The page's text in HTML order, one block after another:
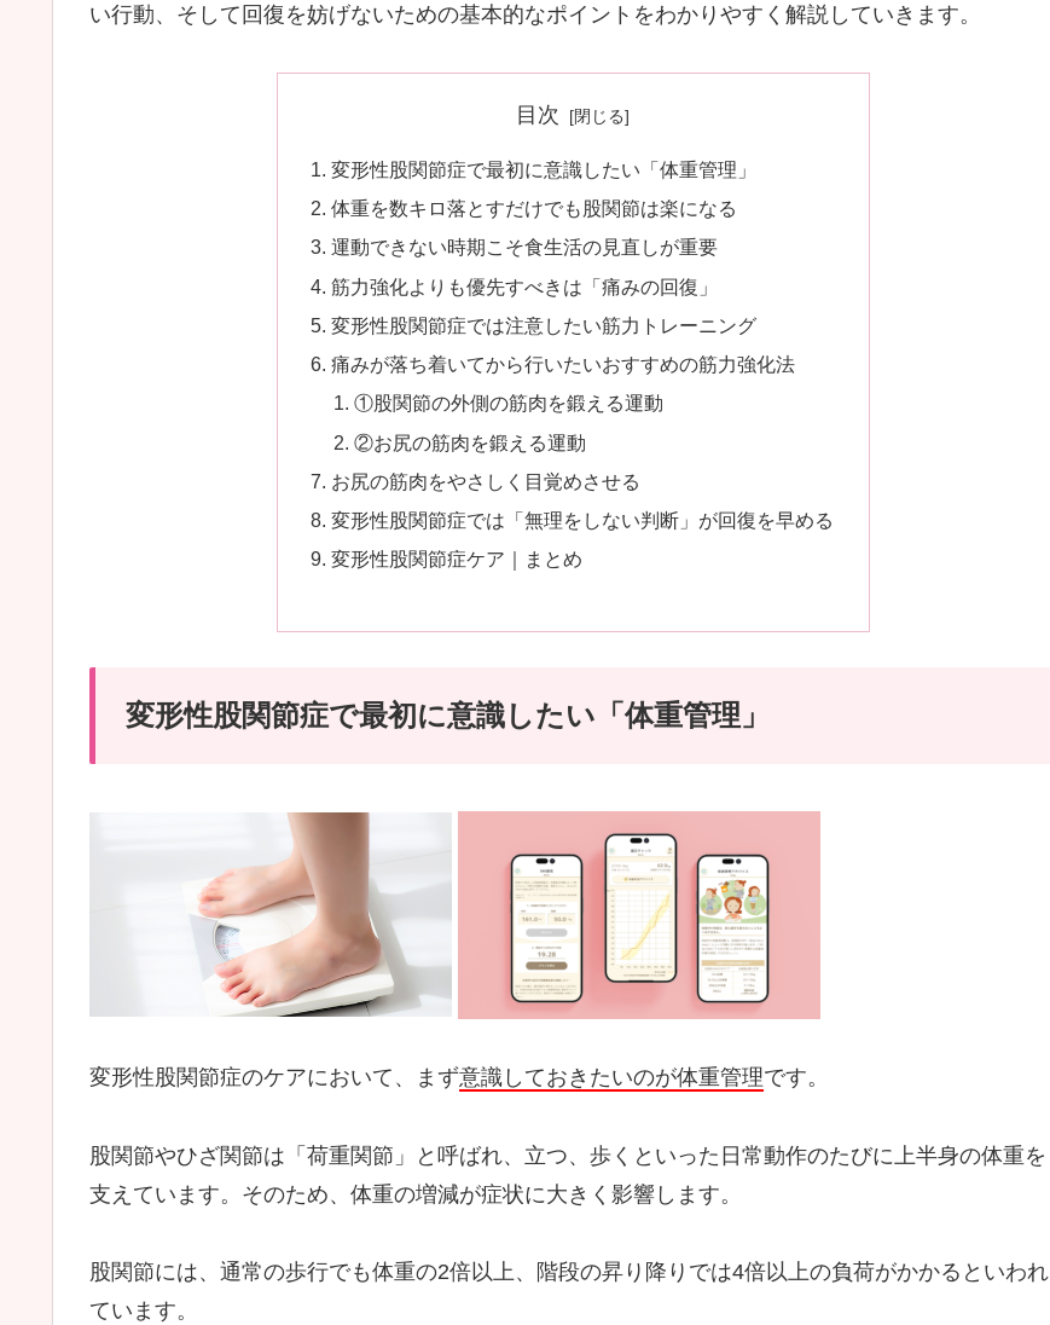
い行動、そして回復を妨げないための基本的なポイントをわかりやすく解説していきます。
目次
変形性股関節症で最初に意識したい「体重管理」
体重を数キロ落とすだけでも股関節は楽になる
運動できない時期こそ食生活の見直しが重要
筋力強化よりも優先すべきは「痛みの回復」
変形性股関節症では注意したい筋力トレーニング
痛みが落ち着いてから行いたいおすすめの筋力強化法
①股関節の外側の筋肉を鍛える運動
②お尻の筋肉を鍛える運動
お尻の筋肉をやさしく目覚めさせる
変形性股関節症では「無理をしない判断」が回復を早める
変形性股関節症ケア｜まとめ
変形性股関節症で最初に意識したい「体重管理」
変形性股関節症のケアにおいて、まず意識しておきたいのが体重管理です。
股関節やひざ関節は「荷重関節」と呼ばれ、立つ、歩くといった日常動作のたびに上半身の体重を
支えています。そのため、体重の増減が症状に大きく影響します。
股関節には、通常の歩行でも体重の2倍以上、階段の昇り降りでは4倍以上の負荷がかかるといわれ
ています。